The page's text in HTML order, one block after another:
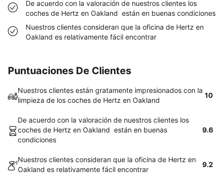
De acuerdo con la valoración de nuestros clientes los
coches de Hertz en Oakland están en buenas condiciones
Nuestros clientes consideran que la oficina de Hertz en
Oakland es relativamente fácil encontrar
Puntuaciones De Clientes
Nuestros clientes están gratamente impresionados con la
limpieza de los coches de Hertz en Oakland
10
De acuerdo con la valoración de nuestros clientes los
coches de Hertz en Oakland están en buenas
condiciones
9.6
Nuestros clientes consideran que la oficina de Hertz en
Oakland es relativamente fácil encontrar
9.2